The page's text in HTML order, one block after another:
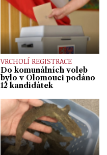
VRCHOLÍ REGISTRACE
Do komunálních voleb
bylo v Olomouci podáno
12 kandidátek